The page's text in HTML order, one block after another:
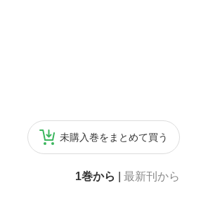
未購入巻をまとめて買う
1巻から 最新刊から